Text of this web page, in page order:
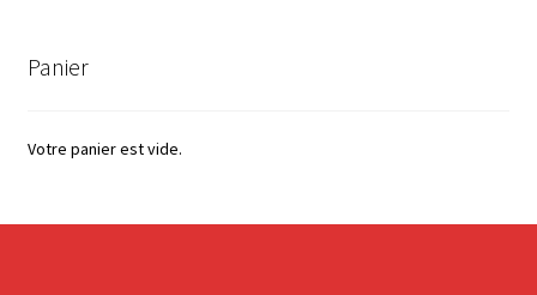
Panier
Votre panier est vide.